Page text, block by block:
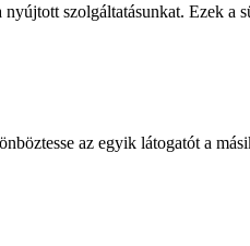
szolgáltatásunkat. Ezek
az egyik látogatót a